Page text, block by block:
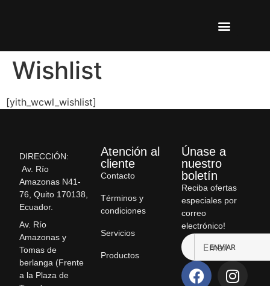
Wishlist
[yith_wcwl_wishlist]
DIRECCIÓN:
Av. Río
Amazonas N41-
76, Quito 170138,
Ecuador.
Av. Río
Amazonas y
Tomas de
berlanga (Frente
a la Plaza de
Atención al
cliente
Contacto
Términos y
condiciones
Servicios
Productos
Únase a
nuestro
boletín
Reciba ofertas
especiales por
correo
electrónico!
ENVIAR